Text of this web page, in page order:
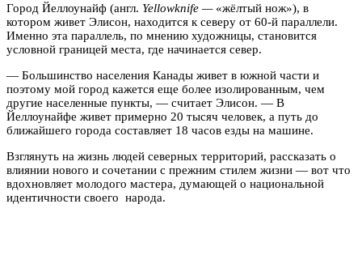
Город Йеллоунайф (англ. Yellowknife — «жёлтый нож»), в
котором живет Элисон, находится к северу от 60-й параллели.
Именно эта параллель, по мнению художницы, становится
условной границей места, где начинается север.
— Большинство населения Канады живет в южной части и
поэтому мой город кажется еще более изолированным, чем
другие населенные пункты, — считает Элисон. — В
Йеллоунайфе живет примерно 20 тысяч человек, а путь до
ближайшего города составляет 18 часов езды на машине.
Взглянуть на жизнь людей северных территорий, рассказать о
влиянии нового и сочетании с прежним стилем жизни — вот что
вдохновляет молодого мастера, думающей о национальной
идентичности своего народа.